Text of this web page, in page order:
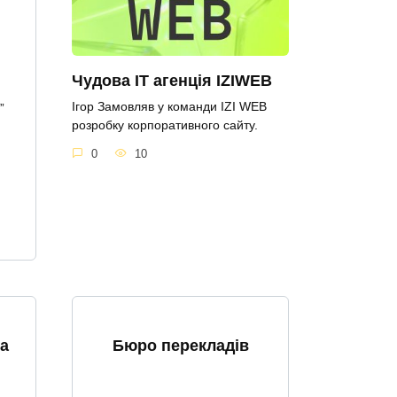
Чудова IT агенція IZIWEB
Ігор Замовляв у команди IZI WEB
розробку корпоративного сайту.
0 10
Бюро перекладів